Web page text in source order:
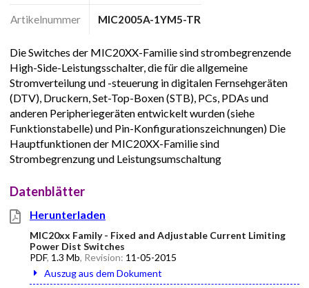
Artikelnummer MIC2005A-1YM5-TR
Die Switches der MIC20XX-Familie sind strombegrenzende
High-Side-Leistungsschalter, die für die allgemeine
Stromverteilung und -steuerung in digitalen Fernsehgeräten
(DTV), Druckern, Set-Top-Boxen (STB), PCs, PDAs und
anderen Peripheriegeräten entwickelt wurden (siehe
Funktionstabelle) und Pin-Konfigurationszeichnungen) Die
Hauptfunktionen der MIC20XX-Familie sind
Strombegrenzung und Leistungsumschaltung
Datenblätter
Herunterladen
MIC20xx Family - Fixed and Adjustable Current Limiting
Power Dist Switches
PDF, 1.3 Mb, Revision: 11-05-2015
Auszug aus dem Dokument